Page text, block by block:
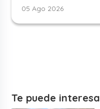
05 Ago 2026
Te puede